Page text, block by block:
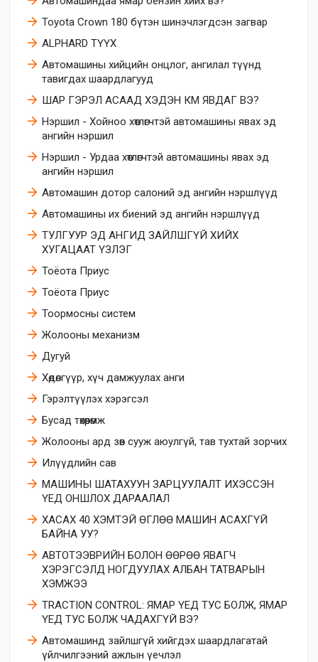
Toyota Crown 180 бүтэн шинэчлэгдсэн загвар
ALPHARD ТҮҮХ
Автомашины хийцийн онцлог, ангилал түүнд
тавигдах шаардлагууд
ШАР ГЭРЭЛ АСААД ХЭДЭН КМ ЯВДАГ ВЭ?
Нэршил - Хойноо хөтлөгчтэй автомашины явах эд
ангийн нэршил
Нэршил - Урдаа хөтлөгчтэй автомашины явах эд
ангийн нэршил
Автомашин дотор салоний эд ангийн нэршлүүд
Автомашины их биений эд ангийн нэршлүүд
ТУЛГУУР ЭД АНГИД ЗАЙЛШГҮЙ ХИЙХ
ХУГАЦААТ ҮЗЛЭГ
Тоёота Приус
Тоёота Приус
Тоормосны систем
Жолооны механизм
Дугуй
​Хөдөлгүүр, хүч дамжуулах анги
​Гэрэлтүүлэх хэрэгсэл
Бусад төхөөрөмж
Жолооны ард зөв сууж аюулгүй, тав тухтай зорчих
Илүүдлийн сав
МАШИНЫ ШАТАХУУН ЗАРЦУУЛАЛТ ИХЭССЭН
ҮЕД ОНШЛОХ ДАРААЛАЛ
ХАСАХ 40 ХЭМТЭЙ ӨГЛӨӨ МАШИН АСАХГҮЙ
БАЙНА УУ?
АВТОТЭЭВРИЙН БОЛОН ӨӨРӨӨ ЯВАГЧ
ХЭРЭГСЭЛД НОГДУУЛАХ АЛБАН ТАТВАРЫН
ХЭМЖЭЭ
TRACTION CONTROL: ЯМАР ҮЕД ТУС БОЛЖ, ЯМАР
ҮЕД ТУС БОЛЖ ЧАДАХГҮЙ ВЭ?
Автомашинд зайлшгүй хийгдэх шаардлагатай
үйлчилгээний ажлын үечлэл